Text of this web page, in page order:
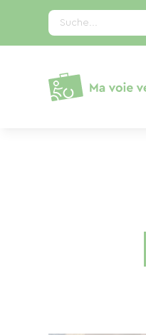
Suche...
Cookie-Einstellungen